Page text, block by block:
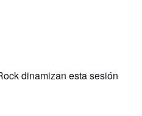
dinamizan esta sesión